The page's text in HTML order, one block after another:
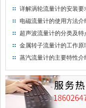
详解涡轮流量计的安装要
电磁流量计的使用方法介
超声波流量计的分类及特
金属转子流量计的工作原
蒸汽流量计的主要特性介